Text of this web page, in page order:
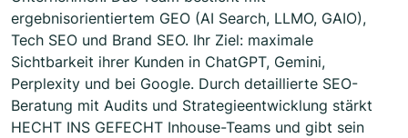
ergebnisorientiertem GEO (AI Search, LLMO, GAIO),
Tech SEO und Brand SEO. Ihr Ziel: maximale
Sichtbarkeit ihrer Kunden in ChatGPT, Gemini,
Perplexity und bei Google. Durch detaillierte SEO-
Beratung mit Audits und Strategieentwicklung stärkt
HECHT INS GEFECHT Inhouse-Teams und gibt sein